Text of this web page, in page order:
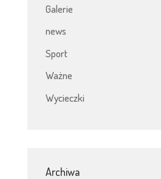
Galerie
news
Sport
Ważne
Wycieczki
Archiwa